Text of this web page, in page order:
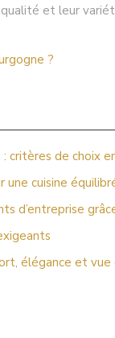
et leur
?
critères de choix
cuisine
d’entreprise
élégance et vue